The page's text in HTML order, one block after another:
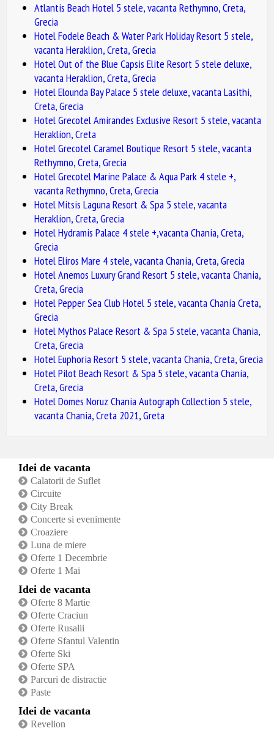
Atlantis Beach Hotel 5 stele, vacanta Rethymno, Creta,
Grecia
Hotel Fodele Beach & Water Park Holiday Resort 5 stele,
vacanta Heraklion, Creta, Grecia
Hotel Out of the Blue Capsis Elite Resort 5 stele deluxe,
vacanta Heraklion, Creta, Grecia
Hotel Elounda Bay Palace 5 stele deluxe, vacanta Lasithi,
Creta, Grecia
Hotel Grecotel Amirandes Exclusive Resort 5 stele, vacanta
Heraklion, Creta
Hotel Grecotel Caramel Boutique Resort 5 stele, vacanta
Rethymno, Creta, Grecia
Hotel Grecotel Marine Palace & Aqua Park 4 stele +,
vacanta Rethymno, Creta, Grecia
Hotel Mitsis Laguna Resort & Spa 5 stele, vacanta
Heraklion, Creta, Grecia
Hotel Hydramis Palace 4 stele +,vacanta Chania, Creta,
Grecia
Hotel Eliros Mare 4 stele, vacanta Chania, Creta, Grecia
Hotel Anemos Luxury Grand Resort 5 stele, vacanta Chania,
Creta, Grecia
Hotel Pepper Sea Club Hotel 5 stele, vacanta Chania Creta,
Grecia
Hotel Mythos Palace Resort & Spa 5 stele, vacanta Chania,
Creta, Grecia
Hotel Euphoria Resort 5 stele, vacanta Chania, Creta, Grecia
Hotel Pilot Beach Resort & Spa 5 stele, vacanta Chania,
Creta, Grecia
Hotel Domes Noruz Chania Autograph Collection 5 stele,
vacanta Chania, Creta 2021, Greta
Idei de vacanta
Calatorii de Suflet
Circuite
City Break
Concerte si evenimente
Croaziere
Luna de miere
Oferte 1 Decembrie
Oferte 1 Mai
Idei de vacanta
Oferte 8 Martie
Oferte Craciun
Oferte Rusalii
Oferte Sfantul Valentin
Oferte Ski
Oferte SPA
Parcuri de distractie
Paste
Idei de vacanta
Revelion